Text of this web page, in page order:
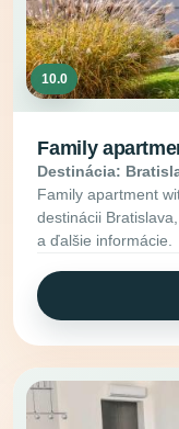
10.0
Family
Destinácia:
Family apartment
destinácii
a ďalšie informácie.